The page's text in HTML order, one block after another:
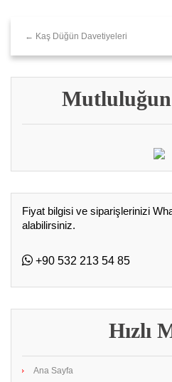
← Kaş Düğün Davetiyeleri
Fiyat bilgisi ve siparişlerinizi
alabilirsiniz.
+90 532 213 54 85
Hızlı
Ana Sayfa